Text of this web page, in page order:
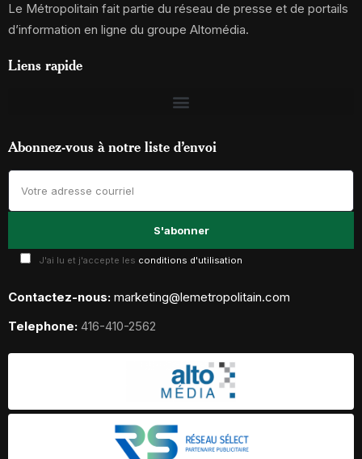
Le Métropolitain fait partie du réseau de presse et de portails
d’information en ligne du groupe Altomédia.
Liens rapide
Abonnez-vous à notre liste d’envoi
J'ai lu et j'accepte les conditions d'utilisation
Contactez-nous: marketing@lemetropolitain.com
Telephone: 416-410-2562